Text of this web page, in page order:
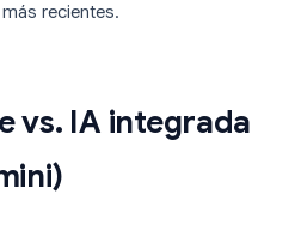
recientes.
vs. IA integrada